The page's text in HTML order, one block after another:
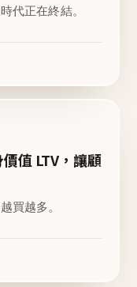
代正在終結。
值 LTV，讓顧
買越多。